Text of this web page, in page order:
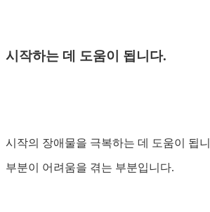
시작하는 데 도움이 됩니다.
시작의 장애물을 극복하는 데 도움이 됩
부분이 어려움을 겪는 부분입니다.